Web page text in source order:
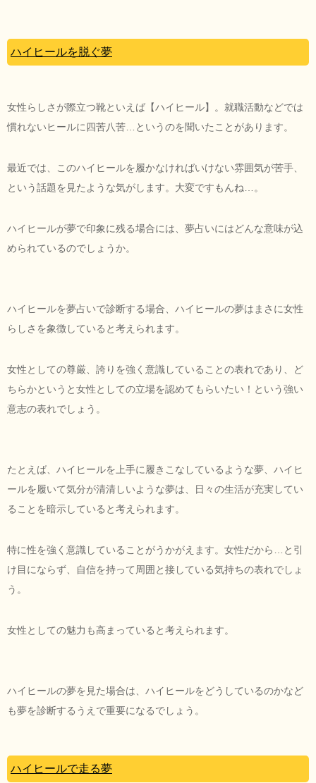
ハイヒールを脱ぐ夢
女性らしさが際立つ靴といえば【ハイヒール】。就職活動などでは
慣れないヒールに四苦八苦…というのを聞いたことがあります。
最近では、このハイヒールを履かなければいけない雰囲気が苦手、
という話題を見たような気がします。大変ですもんね…。
ハイヒールが夢で印象に残る場合には、夢占いにはどんな意味が込
められているのでしょうか。
ハイヒールを夢占いで診断する場合、ハイヒールの夢はまさに女性
らしさを象徴していると考えられます。
女性としての尊厳、誇りを強く意識していることの表れであり、ど
ちらかというと女性としての立場を認めてもらいたい！という強い
意志の表れでしょう。
たとえば、ハイヒールを上手に履きこなしているような夢、ハイヒ
ールを履いて気分が清清しいような夢は、日々の生活が充実してい
ることを暗示していると考えられます。
特に性を強く意識していることがうかがえます。女性だから…と引
け目にならず、自信を持って周囲と接している気持ちの表れでしょ
う。
女性としての魅力も高まっていると考えられます。
ハイヒールの夢を見た場合は、ハイヒールをどうしているのかなど
も夢を診断するうえで重要になるでしょう。
ハイヒールで走る夢